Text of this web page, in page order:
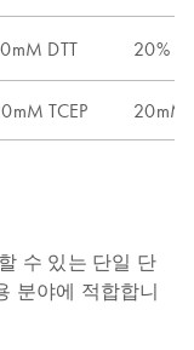
DTT 20%
TCEP 20mM
수 있는 단일 단
분야에 적합합니